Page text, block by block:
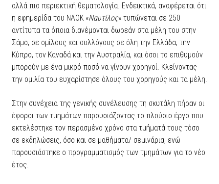
αλλά πιο περιεκτική θεματολογία. Ενδεικτικά, αναφέρεται ότι
η εφημερίδα του ΝΑΟΚ «Ναυτίλος» τυπώνεται σε 250
αντίτυπα τα όποια διανέμονται δωρεάν στα μέλη του στην
Σάμο, σε ομίλους και συλλόγους σε όλη την Ελλάδα, την
Κύπρο, τον Καναδά και την Αυστραλία, και όσοι το επιθυμούν
μπορούν με ένα μικρό ποσό να γίνουν χορηγοί. Κλείνοντας
την ομιλία του ευχαρίστησε όλους του χορηγούς και τα μέλη.
Στην συνέχεια της γενικής συνέλευσης τη σκυτάλη πήραν οι
έφοροι των τμημάτων παρουσιάζοντας το πλούσιο έργο που
εκτελέστηκε τον περασμένο χρόνο στα τμήματά τους τόσο
σε εκδηλώσεις, όσο και σε μαθήματα/ σεμινάρια, ενώ
παρουσιάστηκε ο προγραμματισμός των τμημάτων για το νέο
έτος.